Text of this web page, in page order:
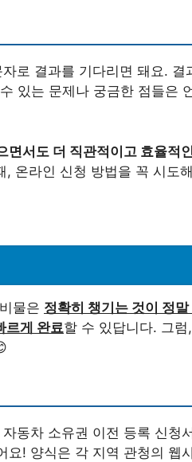
로 결과를 기다리면 돼요. 결
있는 문제나 궁금한 점들은
면서도 더 직관적이고 효율적
온라인 신청 방법을 꼭 시도
물은 정확히 챙기는 것이 정말
르게 완료할 수 있답니다. 그
동차 소유권 이전 등록 신청
! 양식은 각 지역 관청의 웹